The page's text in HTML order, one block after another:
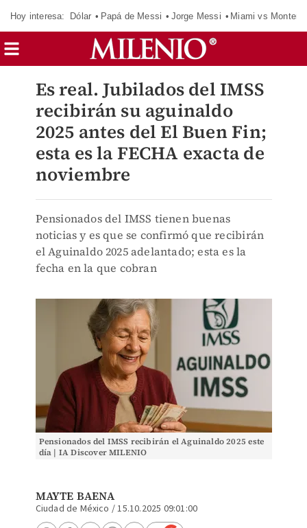
Hoy interesa: Dólar Papá de Messi Jorge Messi Miami vs
Es real. Jubilados del IMSS
recibirán su aguinaldo
2025 antes del El Buen Fin;
esta es la FECHA exacta de
noviembre
Pensionados del IMSS tienen buenas
noticias y es que se confirmó que recibirán
el Aguinaldo 2025 adelantado; esta es la
fecha en la que cobran
Pensionados del IMSS recibirán el Aguinaldo 2025 este
día | IA Discover MILENIO
MAYTE BAENA
Ciudad de México /15.10.2025 09:01:00